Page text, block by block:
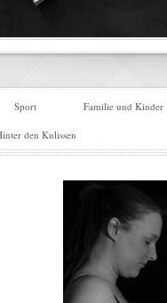
Sport Familie und Kinder
den Kulissen